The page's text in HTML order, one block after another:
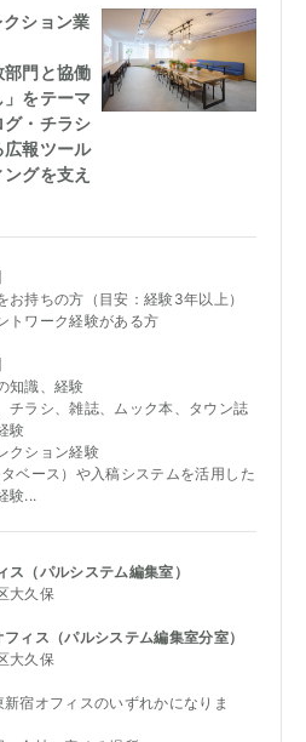
ション業
門と協働
をテーマ
・チラシ
報ツール
グを支え
お持ちの⽅（⽬安：経験3年以上）
トワーク経験がある方
知識、経験
チラシ、雑誌、ムック本、タウン誌
験
クション経験
タベース）や入稿システムを活用した
験...
ス（パルシステム編集室）
大久保
ィス（パルシステム編集室分室）
大久保
宿オフィスのいずれかになりま